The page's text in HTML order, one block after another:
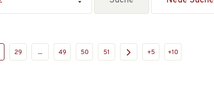
29 ... 49 50 51 +5 +10